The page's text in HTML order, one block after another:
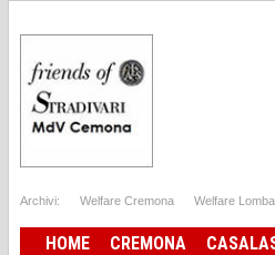
Archivi: Welfare Cremona Welfare
HOME CREMONA